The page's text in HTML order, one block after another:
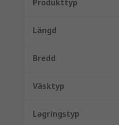
Produkttyp
Längd
Bredd
Väsktyp
Lagringstyp